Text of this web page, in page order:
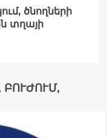
ծնողների
տղայի